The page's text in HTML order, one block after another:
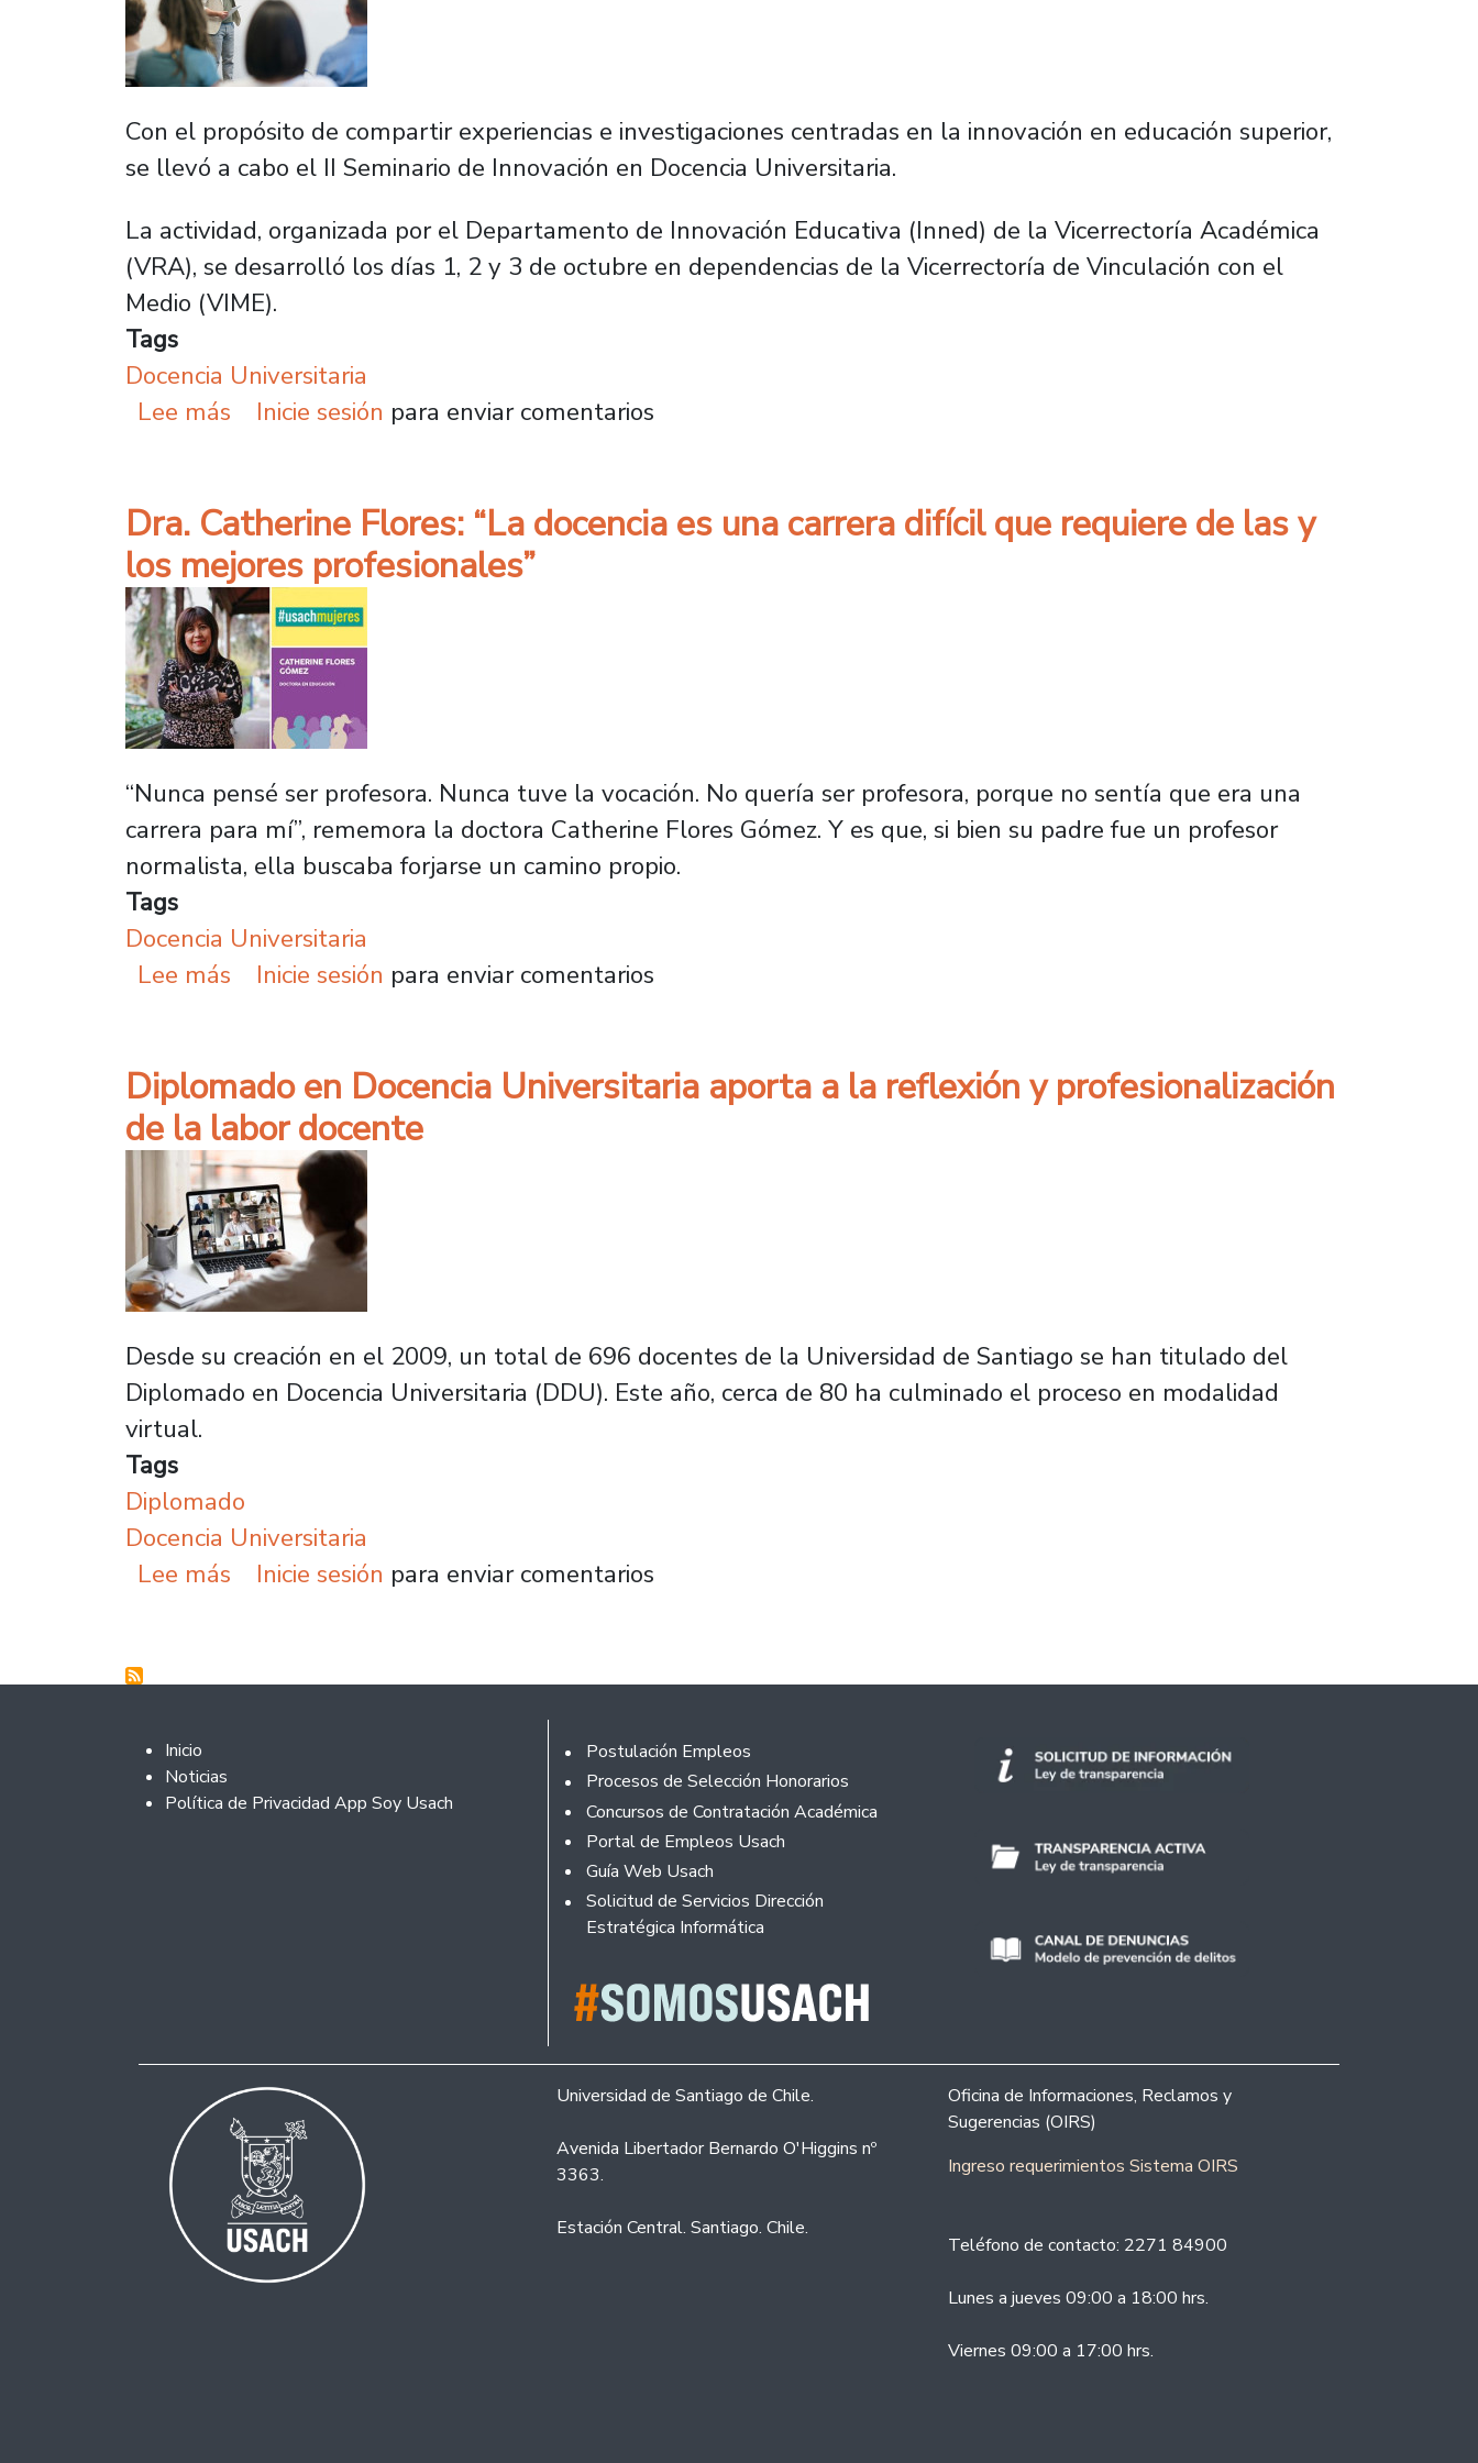
Con el propósito de compartir experiencias e investigaciones centradas en la innovación en educación superior,
se llevó a cabo el II Seminario de Innovación en Docencia Universitaria.
La actividad, organizada por el Departamento de Innovación Educativa (Inned) de la Vicerrectoría Académica
(VRA), se desarrolló los días 1, 2 y 3 de octubre en dependencias de la Vicerrectoría de Vinculación con el
Medio (VIME).
Tags
Docencia Universitaria
Lee más sobre II Seminario de Innovación en Docencia Universitaria fortalece aporte de nuestro Plantel en mejorar
Inicie sesión para enviar comentarios
Dra. Catherine Flores: “La docencia es una carrera difícil que requiere de las y
los mejores profesionales”
“Nunca pensé ser profesora. Nunca tuve la vocación. No quería ser profesora, porque no sentía que era una
carrera para mí”, rememora la doctora Catherine Flores Gómez. Y es que, si bien su padre fue un profesor
normalista, ella buscaba forjarse un camino propio.
Tags
Docencia Universitaria
Lee más sobre Dra. Catherine Flores: “La docencia es una carrera difícil que requiere de las y los mejores profesionales”
Inicie sesión para enviar comentarios
Diplomado en Docencia Universitaria aporta a la reflexión y profesionalización
de la labor docente
Desde su creación en el 2009, un total de 696 docentes de la Universidad de Santiago se han titulado del
Diplomado en Docencia Universitaria (DDU). Este año, cerca de 80 ha culminado el proceso en modalidad
virtual.
Tags
Diplomado
Docencia Universitaria
Lee más sobre Diplomado en Docencia Universitaria aporta a la reflexión y profesionalización de la labor docente
Inicie sesión para enviar comentarios
Footer 2
Inicio
Noticias
Política de Privacidad App Soy Usach
Footer
Postulación Empleos
Procesos de Selección Honorarios
Concursos de Contratación Académica
Portal de Empleos Usach
Guía Web Usach
Solicitud de Servicios Dirección
Estratégica Informática
Universidad de Santiago de Chile.
Avenida Libertador Bernardo O'Higgins nº
3363.
Estación Central. Santiago. Chile.
Oficina de Informaciones, Reclamos y
Sugerencias (OIRS)
Ingreso requerimientos Sistema OIRS
Teléfono de contacto: 2271 84900
Lunes a jueves 09:00 a 18:00 hrs.
Viernes 09:00 a 17:00 hrs.